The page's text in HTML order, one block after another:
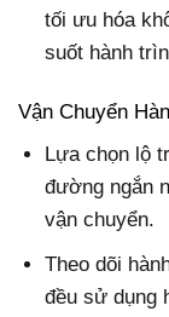
tối ưu hóa
suốt hành
Vận Chuyển
Lựa chọn lộ
đường ngắn
vận chuyển.
Theo dõi
đều sử dụng